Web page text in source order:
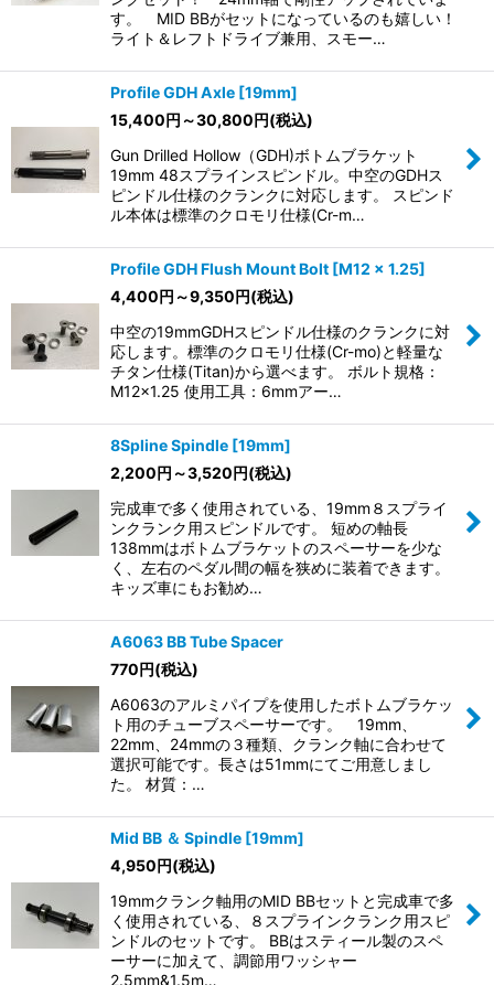
す。 MID BBがセットになっているのも嬉しい！
ライト＆レフトドライブ兼用、スモー…
Profile GDH Axle [19mm]
15,400円 ～30,800円(税込)
Gun Drilled Hollow（GDH)ボトムブラケット
19mm 48スプラインスピンドル。中空のGDHス
ピンドル仕様のクランクに対応します。 スピンド
ル本体は標準のクロモリ仕様(Cr-m…
Profile GDH Flush Mount Bolt [M12 x 1.25]
4,400円 ～9,350円(税込)
中空の19mmGDHスピンドル仕様のクランクに対
応します。標準のクロモリ仕様(Cr-mo)と軽量な
チタン仕様(Titan)から選べます。 ボルト規格：
M12x1.25 使用工具：6mmアー…
8Spline Spindle [19mm]
2,200円 ～3,520円(税込)
完成車で多く使用されている、19mm８スプライ
ンクランク用スピンドルです。 短めの軸長
138mmはボトムブラケットのスペーサーを少な
く、左右のペダル間の幅を狭めに装着できます。
キッズ車にもお勧め…
A6063 BB Tube Spacer
770円(税込)
A6063のアルミパイプを使用したボトムブラケッ
ト用のチューブスペーサーです。 19mm、
22mm、24mmの３種類、クランク軸に合わせて
選択可能です。長さは51mmにてご用意しまし
た。 材質：…
Mid BB ＆ Spindle [19mm]
4,950円(税込)
19mmクランク軸用のMID BBセットと完成車で多
く使用されている、８スプラインクランク用スピ
ンドルのセットです。 BBはスティール製のスペ
ーサーに加えて、調節用ワッシャー
2.5mm&1.5m…